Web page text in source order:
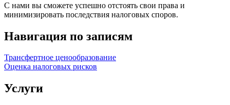
С нами вы сможете успешно отстоять свои права и
минимизировать последствия налоговых споров.
Навигация по записям
Трансфертное ценообразование
Оценка налоговых рисков
Услуги